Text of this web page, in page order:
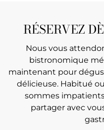
RÉSERVEZ
Nous vous
bistronomique
maintenant pour
délicieuse. Habitué
sommes
partager avec